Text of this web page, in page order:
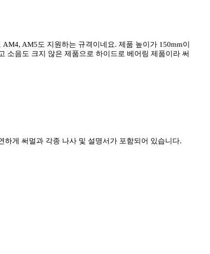
AM5도 지원하는 규격이네요. 제품 높이가 150mm이
소음도 크지 않은 제품으로 하이드로 베어링 제품이라 써
게 써멀과 각종 나사 및 설명서가 포함되어 있습니다.